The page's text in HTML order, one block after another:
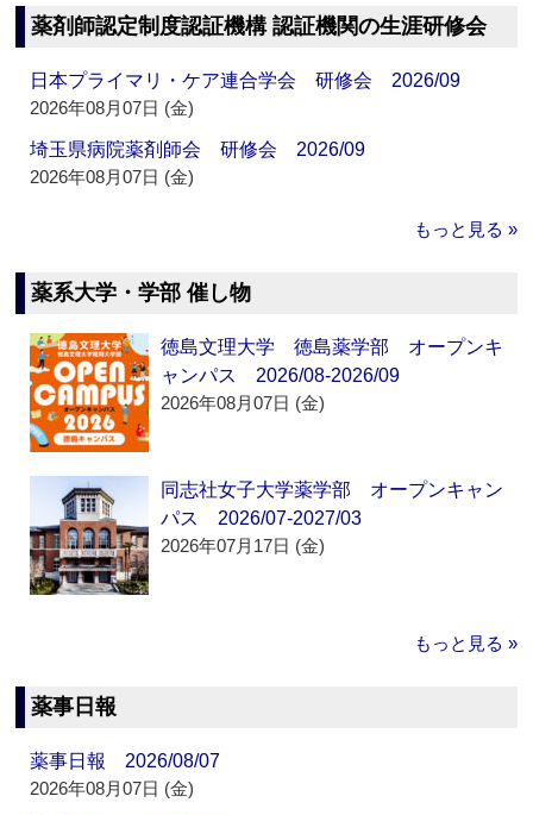
薬剤師認定制度認証機構 認証機関の生涯研修会
日本プライマリ・ケア連合学会 研修会 2026/09
2026年08月07日 (金)
埼玉県病院薬剤師会 研修会 2026/09
2026年08月07日 (金)
もっと見る »
薬系大学・学部 催し物
徳島文理大学 徳島薬学部 オープンキ
ャンパス 2026/08-2026/09
2026年08月07日 (金)
同志社女子大学薬学部 オープンキャン
パス 2026/07-2027/03
2026年07月17日 (金)
もっと見る »
薬事日報
薬事日報 2026/08/07
2026年08月07日 (金)